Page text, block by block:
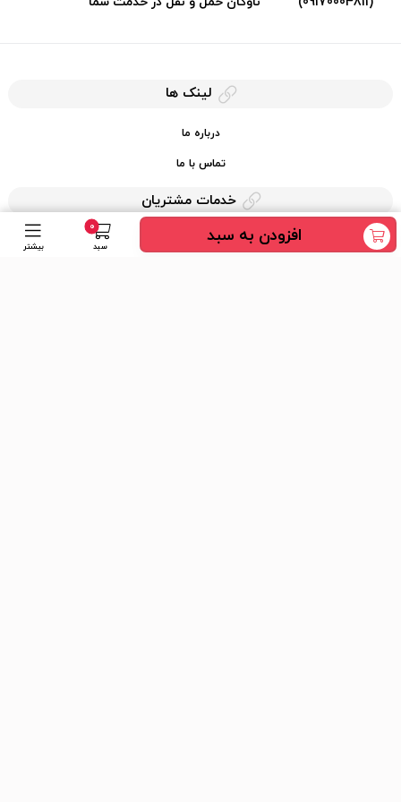
افزودن به سبد 0
سبد بیشتر
لینک ها
درباره ما
تماس با ما
خدمات مشتریان
حریم خصوصی